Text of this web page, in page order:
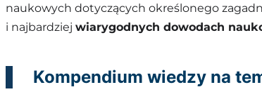
naukowych dotyczących określonego
i najbardziej wiarygodnych dowodach
Kompendium wiedzy na